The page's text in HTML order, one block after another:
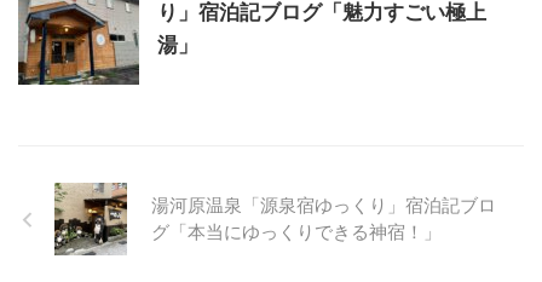
り」宿泊記ブログ「魅力すごい極上
湯」
湯河原温泉「源泉宿ゆっくり」宿泊記ブロ
グ「本当にゆっくりできる神宿！」